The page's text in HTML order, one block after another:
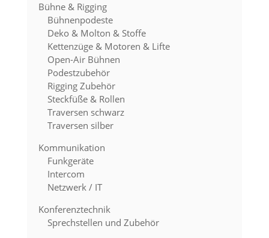
Bühne & Rigging
Bühnenpodeste
Deko & Molton & Stoffe
Kettenzüge & Motoren & Lifte
Open-Air Bühnen
Podestzubehör
Rigging Zubehör
Steckfüße & Rollen
Traversen schwarz
Traversen silber
Kommunikation
Funkgeräte
Intercom
Netzwerk / IT
Konferenztechnik
Sprechstellen und Zubehör